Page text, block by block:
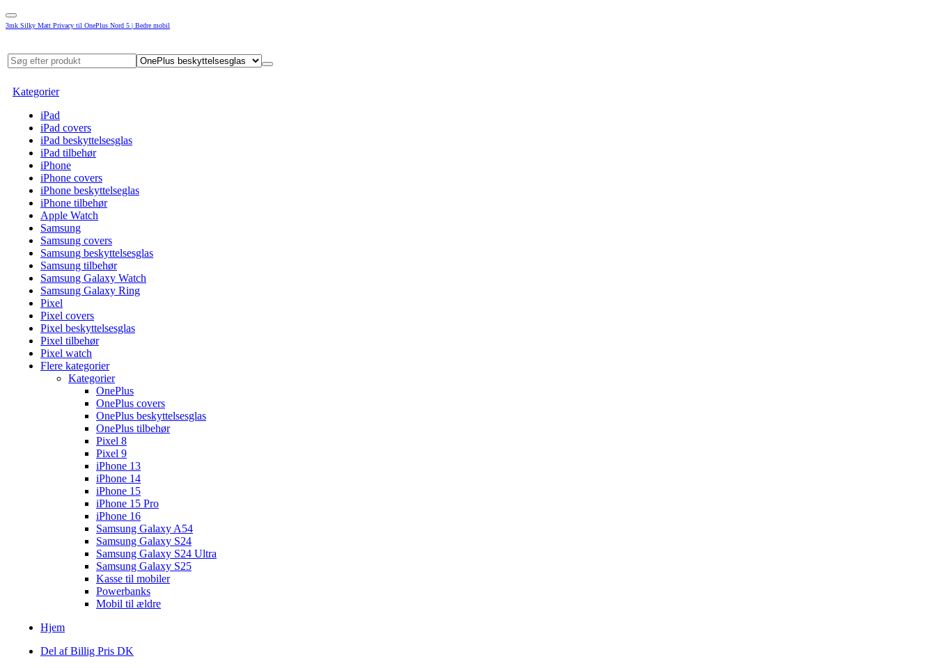
3mk Silky Matt Privacy til OnePlus Nord 5 | Bedre mobil
Kategorier
iPad
iPad covers
iPad beskyttelsesglas
iPad tilbehør
iPhone
iPhone covers
iPhone beskyttelseglas
iPhone tilbehør
Apple Watch
Samsung
Samsung covers
Samsung beskyttelsesglas
Samsung tilbehør
Samsung Galaxy Watch
Samsung Galaxy Ring
Pixel
Pixel covers
Pixel beskyttelsesglas
Pixel tilbehør
Pixel watch
Flere kategorier
Kategorier
OnePlus
OnePlus covers
OnePlus beskyttelsesglas
OnePlus tilbehør
Pixel 8
Pixel 9
iPhone 13
iPhone 14
iPhone 15
iPhone 15 Pro
iPhone 16
Samsung Galaxy A54
Samsung Galaxy S24
Samsung Galaxy S24 Ultra
Samsung Galaxy S25
Kasse til mobiler
Powerbanks
Mobil til ældre
Hjem
Del af Billig Pris DK